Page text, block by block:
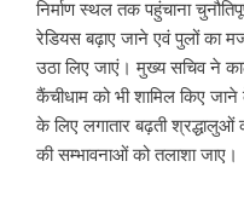
निर्माण स्थल तक पहुंचाना
रेडियस बढ़ाए जाने एवं पुलों
उठा लिए जाएं। मुख्य सचिव ने
कैंचीधाम को भी शामिल किए
के लिए लगातार बढ़ती
की सम्भावनाओं को तलाशा जाए।